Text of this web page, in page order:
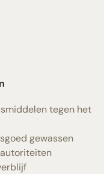
tegen het
gewassen